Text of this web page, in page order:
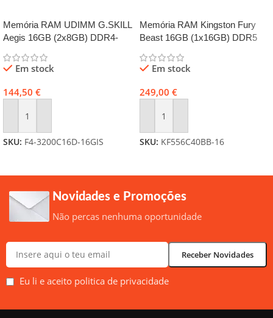
Memória RAM UDIMM G.SKILL
Aegis 16GB (2x8GB) DDR4-
18-18-38) 1.35V Preta
Em stock
144,50 €
Adicionar
SKU: F4-3200C16D-16GIS
Memória RAM Kingston Fury
Beast 16GB (1x16GB) DDR5
Em stock
249,00 €
Adicionar
SKU: KF556C40BB-16
Novidades e Promoções
Não percas nenhuma oportunidade
Eu li e aceito politica de privacidade